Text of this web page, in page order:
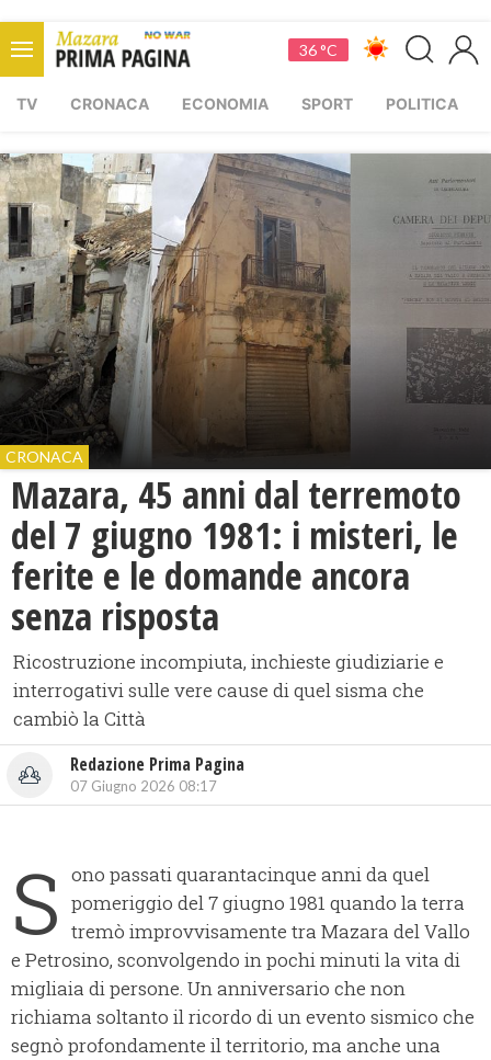
36 °C
TV CRONACA ECONOMIA SPORT POLITICA
CRONACA
Mazara, 45 anni dal terremoto
del 7 giugno 1981: i misteri, le
ferite e le domande ancora
senza risposta
Ricostruzione incompiuta, inchieste giudiziarie e
interrogativi sulle vere cause di quel sisma che
cambiò la Città
Redazione Prima Pagina
07 Giugno 2026 08:17
S ono passati quarantacinque anni da quel
pomeriggio del 7 giugno 1981 quando la terra
tremò improvvisamente tra Mazara del Vallo
e Petrosino, sconvolgendo in pochi minuti la vita di
migliaia di persone. Un anniversario che non
richiama soltanto il ricordo di un evento sismico che
segnò profondamente il territorio, ma anche una